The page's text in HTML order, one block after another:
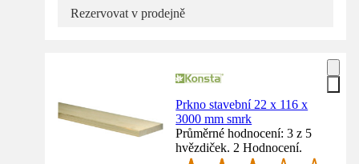
Rezervovat v prodejně
Prkno stavební 22 x 116 x
3000 mm smrk
Průměrné hodnocení: 3 z 5
hvězdiček. 2 Hodnocení.